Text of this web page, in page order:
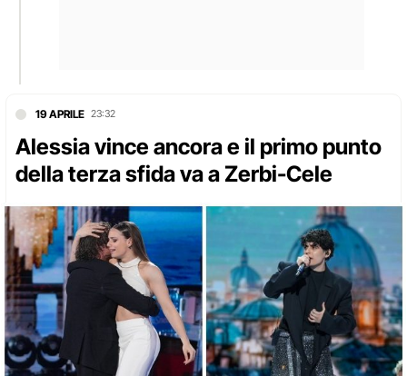
19 APRILE 23:32
Alessia vince ancora e il primo punto
della terza sfida va a Zerbi-Cele